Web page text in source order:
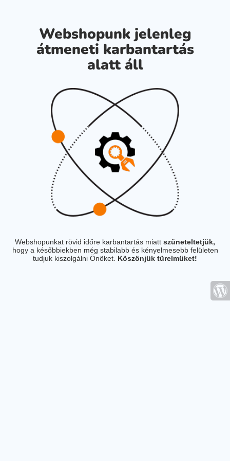
Webshopunk jelenleg
átmeneti karbantartás
alatt áll
Webshopunkat rövid időre karbantartás miatt szüneteltetjük,
hogy a későbbiekben még stabilabb és kényelmesebb felületen
tudjuk kiszolgálni Önöket. Köszönjük türelmüket!